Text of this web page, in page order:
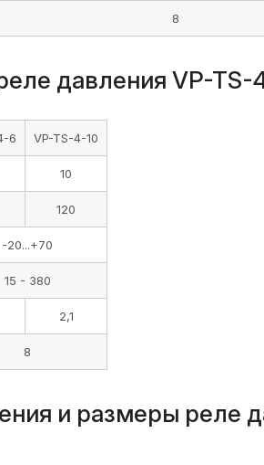
8
давления VP-
6 VP-TS-4-10
10
120
-20...+70
15 - 380
2,1
8
и размеры реле